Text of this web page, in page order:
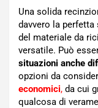
Una solida
davvero la
del materiale da
versatile. Può
situazioni anche
opzioni da
economici, da cui
qualcosa di